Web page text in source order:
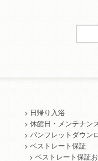
日帰り入浴
休館日・メンテナン
パンフレットダウン
ベストレート保証
ベストレート保証